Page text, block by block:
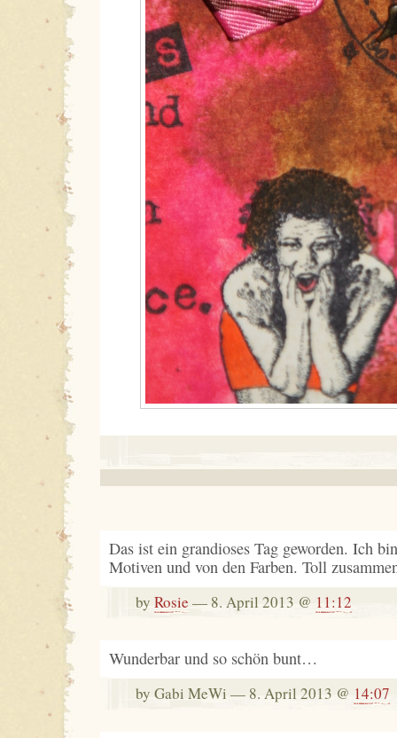
Das ist ein grandioses Tag geworden. Ich
Motiven und von den Farben. Toll
by Rosie — 8. April 2013 @ 11:12
Wunderbar und so schön bunt…
by Gabi MeWi — 8. April 2013 @ 14:07